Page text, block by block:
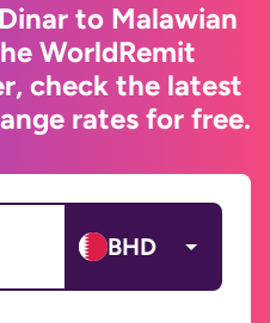
to Malawian
WorldRemit
check the latest
rates for free.
BHD